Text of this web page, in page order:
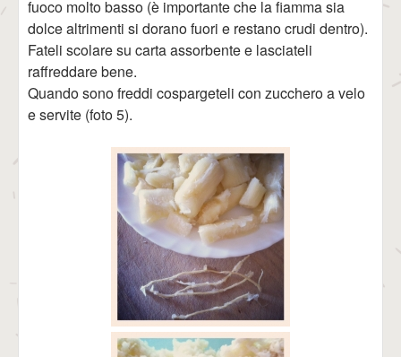
fuoco molto basso (è importante che la fiamma sia
dolce altrimenti si dorano fuori e restano crudi dentro).
Fateli scolare su carta assorbente e lasciateli
raffreddare bene.
Quando sono freddi cospargeteli con zucchero a velo
e servite (foto 5).